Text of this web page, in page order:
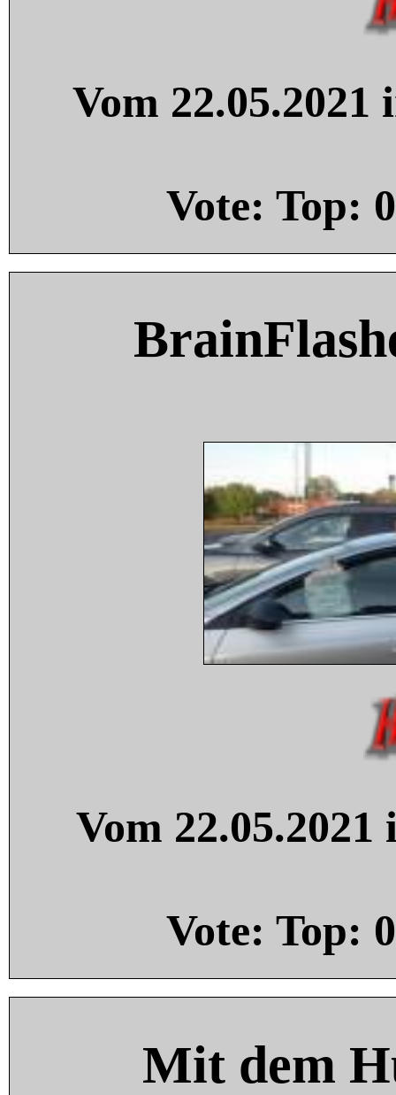
Vom
Vote: Top: 0
Vom
Vote: Top: 0
Mit dem